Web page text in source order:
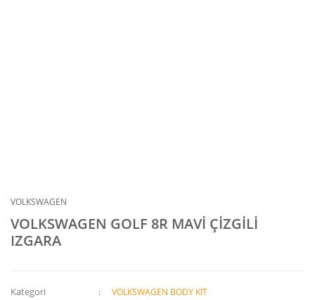
VOLKSWAGEN
VOLKSWAGEN GOLF 8R MAVİ ÇİZGİLİ
IZGARA
Kategori VOLKSWAGEN BODY KİT